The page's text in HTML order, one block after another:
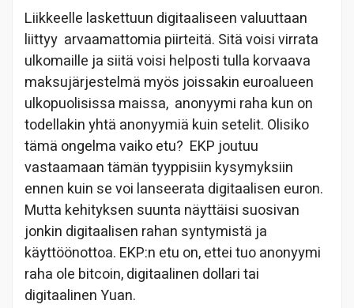
Liikkeelle laskettuun digitaaliseen valuuttaan
liittyy arvaamattomia piirteitä. Sitä voisi virrata
ulkomaille ja siitä voisi helposti tulla korvaava
maksujärjestelmä myös joissakin euroalueen
ulkopuolisissa maissa, anonyymi raha kun on
todellakin yhtä anonyymiä kuin setelit. Olisiko
tämä ongelma vaiko etu? EKP joutuu
vastaamaan tämän tyyppisiin kysymyksiin
ennen kuin se voi lanseerata digitaalisen euron.
Mutta kehityksen suunta näyttäisi suosivan
jonkin digitaalisen rahan syntymistä ja
käyttöönottoa. EKP:n etu on, ettei tuo anonyymi
raha ole bitcoin, digitaalinen dollari tai
digitaalinen Yuan.